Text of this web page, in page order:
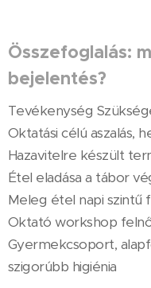
Összefoglalás:
bejelentés?
Tevékenység
Oktatási célú aszalás,
Hazavitelre készült
Étel eladása a tábor
Meleg étel napi szintű
Oktató workshop
Gyermekcsoport,
szigorúbb higiénia